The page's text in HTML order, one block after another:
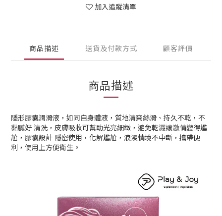
加入追蹤清單
商品描述 送貨及付款方式 顧客評價
商品描述
隱形膠囊潤滑液，如同自身體液，質地清爽絲滑、持久不乾，不
黏膩好 清洗，皮膚吸收可幫助光亮細緻，避免乾澀讓激情變得尷
尬，膠囊設計 隱密使用，化解尷尬，浪漫情境不中斷，攜帶便
利，使用上方便衛生。